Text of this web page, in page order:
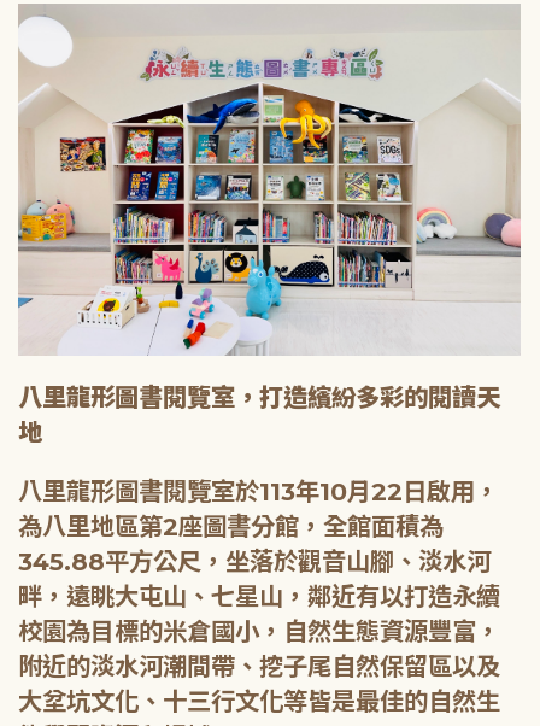
八里龍形圖書閱覽室，打造繽紛多彩的閱讀天
地
八里龍形圖書閱覽室於113年10月22日啟用，
為八里地區第2座圖書分館，全館面積為
345.88平方公尺，坐落於觀音山腳、淡水河
畔，遠眺大屯山、七星山，鄰近有以打造永續
校園為目標的米倉國小，自然生態資源豐富，
附近的淡水河潮間帶、挖子尾自然保留區以及
大坌坑文化、十三行文化等皆是最佳的自然生